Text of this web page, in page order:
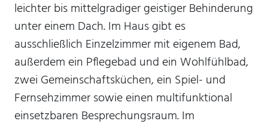
leichter bis mittelgradiger geistiger Behinderung
unter einem Dach. Im Haus gibt es
ausschließlich Einzelzimmer mit eigenem Bad,
außerdem ein Pflegebad und ein Wohlfühlbad,
zwei Gemeinschaftsküchen, ein Spiel- und
Fernsehzimmer sowie einen multifunktional
einsetzbaren Besprechungsraum. Im
der Website erforderlich.
Einverständnis-Cookie
Name:
cookie_consent
Zweck:
Dieser Cookie speichert die ausgewählten
Einverständnis-Optionen des Benutzers